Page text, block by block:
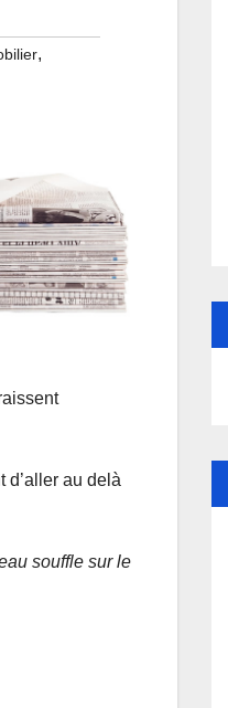
,
d’aller au delà
souffle sur le